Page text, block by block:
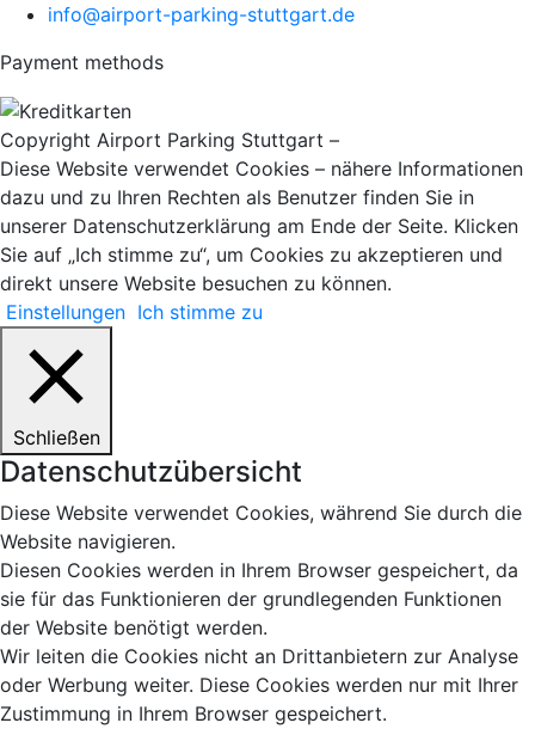
info@airport-parking-stuttgart.de
Payment methods
Copyright Airport Parking Stuttgart –
Diese Website verwendet Cookies – nähere Informationen
dazu und zu Ihren Rechten als Benutzer finden Sie in
unserer Datenschutzerklärung am Ende der Seite. Klicken
Sie auf „Ich stimme zu“, um Cookies zu akzeptieren und
direkt unsere Website besuchen zu können.
Einstellungen Ich stimme zu
Schließen
Datenschutzübersicht
Diese Website verwendet Cookies, während Sie durch die
Website navigieren.
Diesen Cookies werden in Ihrem Browser gespeichert, da
sie für das Funktionieren der grundlegenden Funktionen
der Website benötigt werden.
Wir leiten die Cookies nicht an Drittanbietern zur Analyse
oder Werbung weiter. Diese Cookies werden nur mit Ihrer
Zustimmung in Ihrem Browser gespeichert.